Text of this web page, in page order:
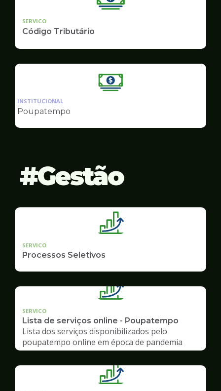
SERVICO
Código Tributário
Ilustração
Finanças
INSTITUCIONAL
Poupatempo
Gestão
SERVICO
Processos Seletivos
SERVICO
Lista de serviços online - Poupatempo
Lista dos serviços disponibilizados pelo
poupatempo online em época de pandemia